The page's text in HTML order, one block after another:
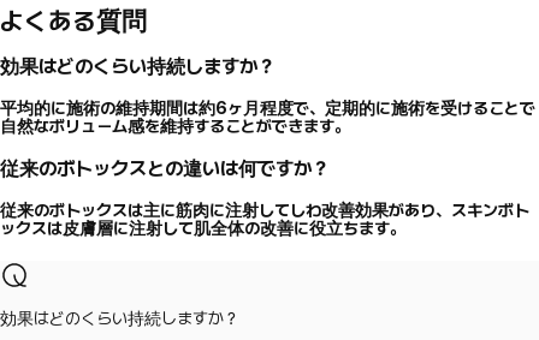
よくある質問
効果はどのくらい持続しますか？
平均的に施術の維持期間は約6ヶ月程度で、定期的に施術を受けることで
自然なボリューム感を維持することができます。
従来のボトックスとの違いは何ですか？
従来のボトックスは主に筋肉に注射してしわ改善効果があり、スキンボト
ックスは皮膚層に注射して肌全体の改善に役立ちます。
効果はどのくらい持続しますか？